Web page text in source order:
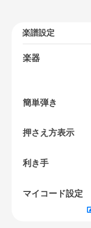
楽譜設定
楽器
簡単弾き
押さえ方表示
利き手
マイコード設定